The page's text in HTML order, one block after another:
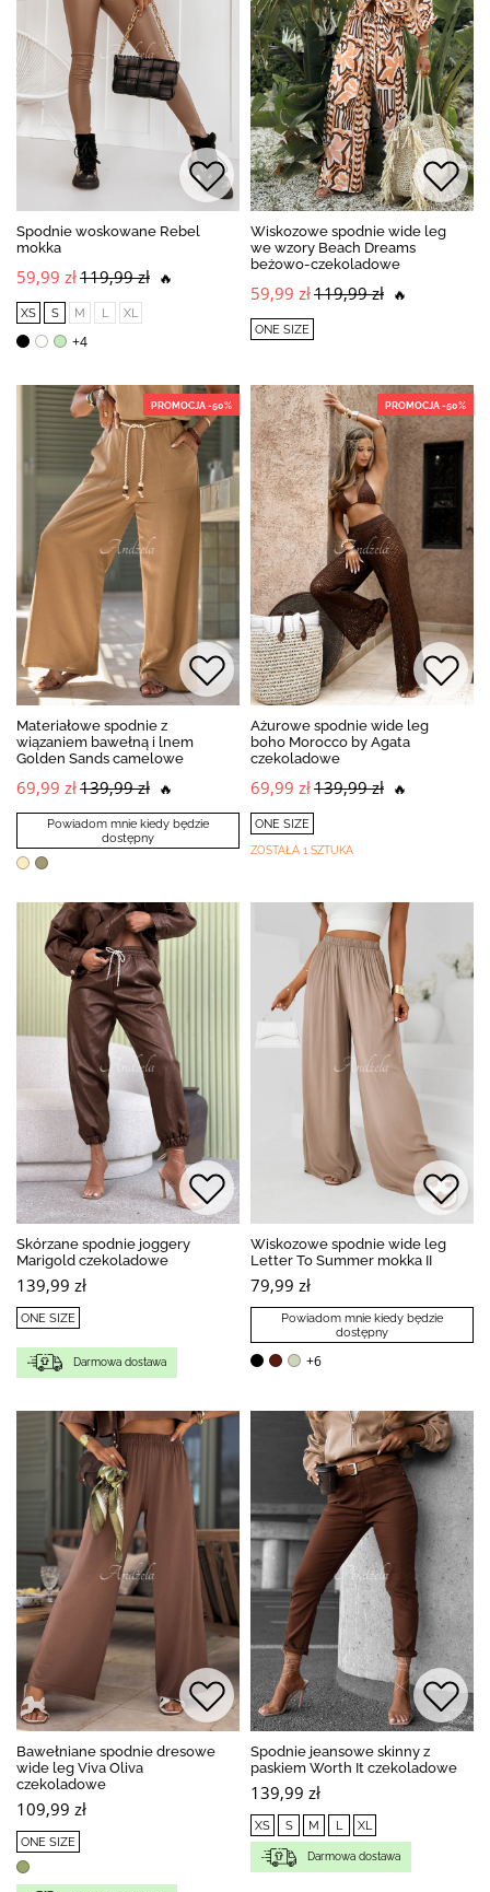
Spodnie woskowane Rebel
mokka
59,99 zł119,99 zł 🔥
XS S M L XL
+4
Wiskozowe spodnie wide leg
we wzory Beach Dreams
beżowo-czekoladowe
59,99 zł119,99 zł 🔥
ONE SIZE
PROMOCJA -50%
Materiałowe spodnie z
wiązaniem bawełną i lnem
Golden Sands camelowe
69,99 zł139,99 zł 🔥
Powiadom mnie kiedy będzie
dostępny
PROMOCJA -50%
Ażurowe spodnie wide leg
boho Morocco by Agata
czekoladowe
69,99 zł139,99 zł 🔥
ONE SIZE
ZOSTAŁA 1 SZTUKA
Skórzane spodnie joggery
Marigold czekoladowe
139,99 zł
ONE SIZE
Darmowa dostawa
Wiskozowe spodnie wide leg
Letter To Summer mokka II
79,99 zł
Powiadom mnie kiedy będzie
dostępny
+6
Bawełniane spodnie dresowe
wide leg Viva Oliva
czekoladowe
109,99 zł
ONE SIZE
Spodnie jeansowe skinny z
paskiem Worth It czekoladowe
139,99 zł
XS S M L XL
Darmowa dostawa